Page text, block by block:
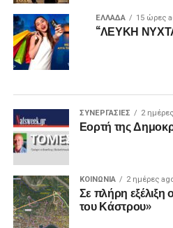
ΕΛΛΑΔΑ 15 ώρες
“ΛΕΥΚΗ
ΣΥΝΕΡΓΑΣΙΕΣ 2
Εορτή της
ΚΟΙΝΩΝΙΑ 2 ημέρες
Σε πλήρη εξέλιξη
του Κάστρου»